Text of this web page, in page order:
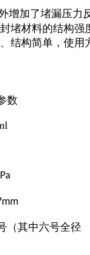
增加了堵漏压力
堵材料的结构
结构简单，使
数
（其中六号全径